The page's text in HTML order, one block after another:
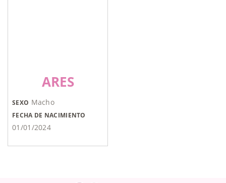
ARES
SEXO Macho
FECHA DE NACIMIENTO
01/01/2024